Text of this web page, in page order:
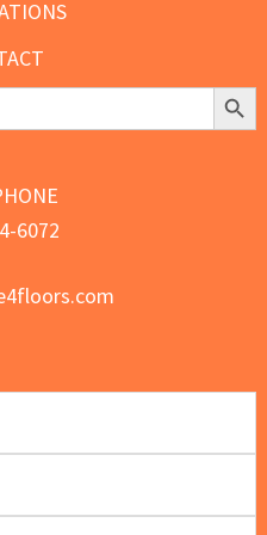
Search
6072